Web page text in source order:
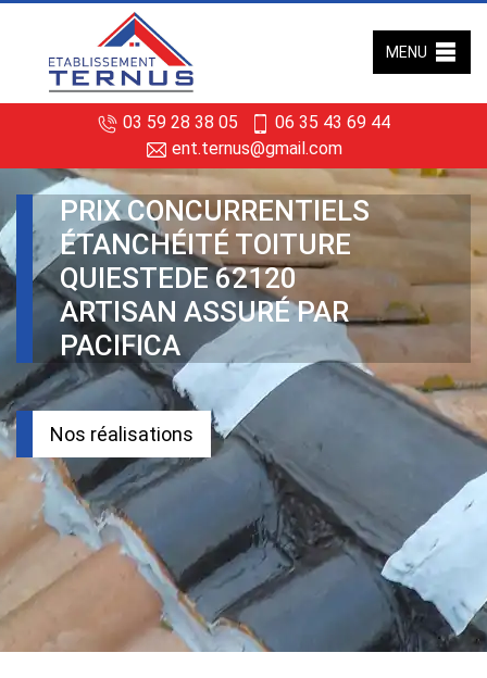
03 59 28 38 05
06 35 43 69 44
ent.ternus@gmail.com
MENU
PRIX CONCURRENTIELS
ÉTANCHÉITÉ TOITURE
QUIESTEDE 62120
ARTISAN ASSURÉ PAR
PACIFICA
Nos réalisations